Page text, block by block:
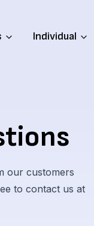
Individual
our customers
to contact us at